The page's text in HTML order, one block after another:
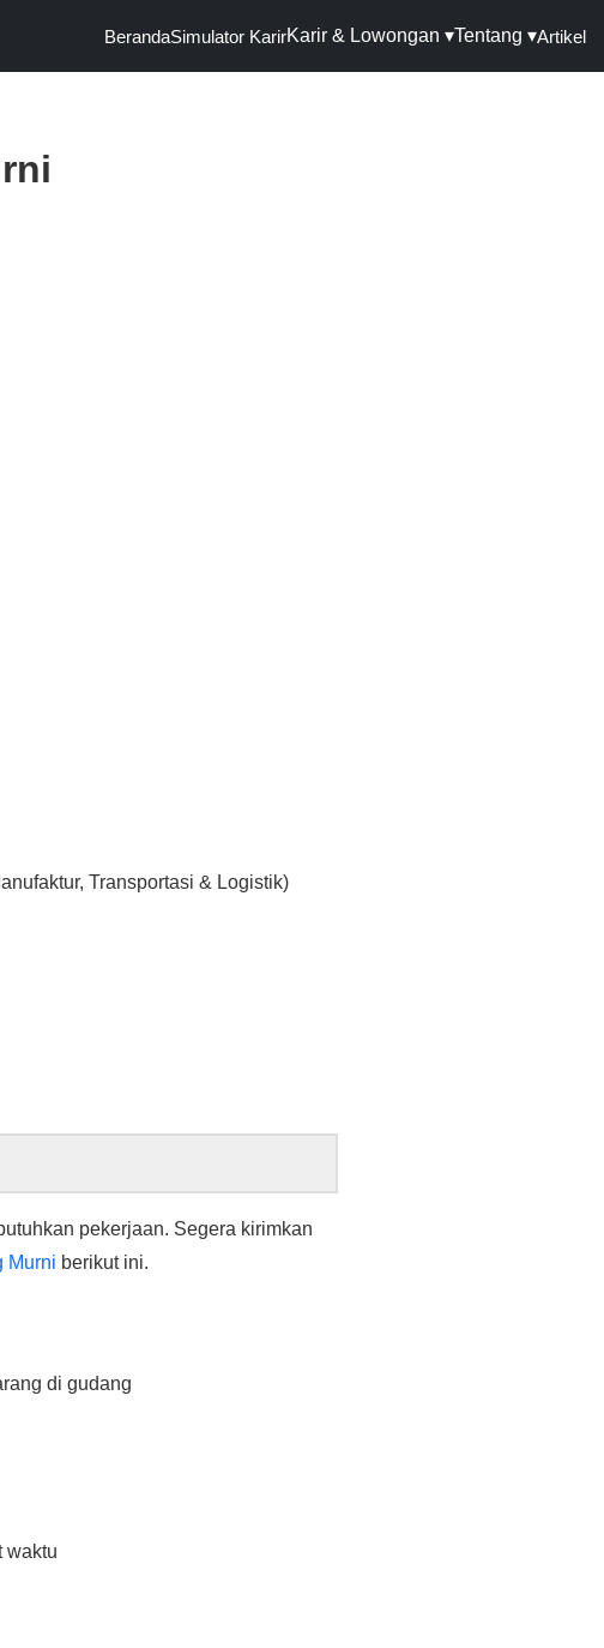
BerandaSimulator KarirKarir & Lowongan ▾Tentang ▾Artikel
Transportasi & Logistik)
pekerjaan. Segera kirimkan
Murni berikut ini.
di gudang
waktu